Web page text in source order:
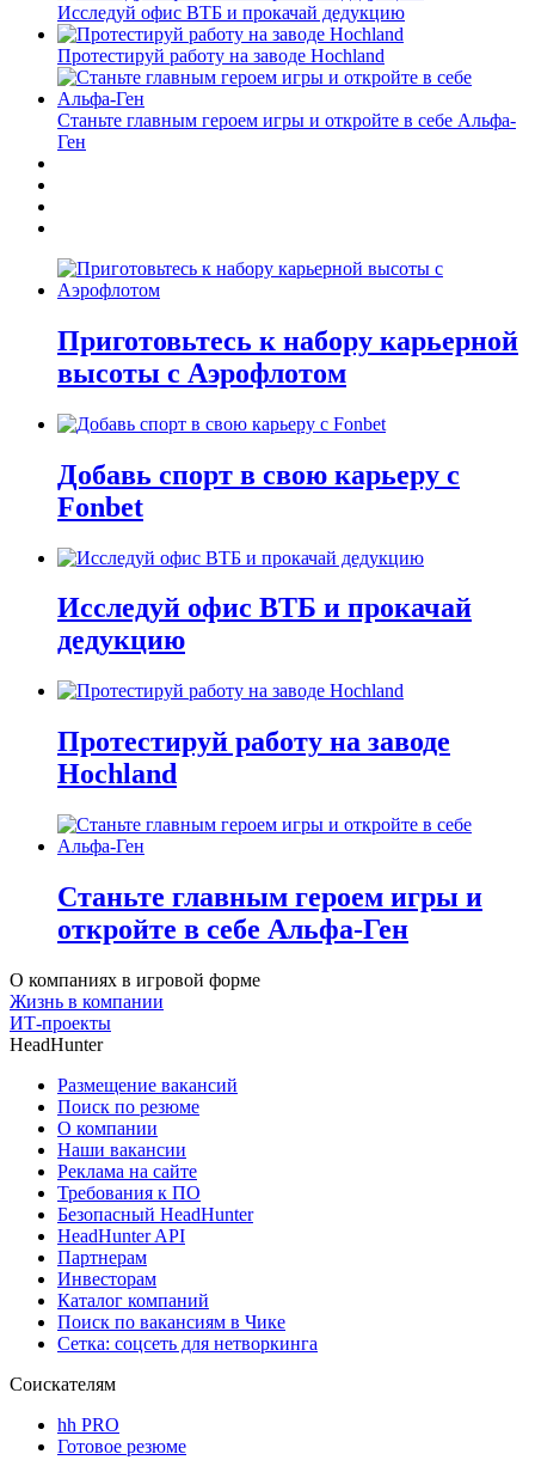
Исследуй офис ВТБ и прокачай дедукцию
Протестируй работу на заводе Hochland
Станьте главным героем игры и откройте в себе Альфа-
Ген
Приготовьтесь к набору карьерной
высоты с Аэрофлотом
Добавь спорт в свою карьеру с
Fonbet
Исследуй офис ВТБ и прокачай
дедукцию
Протестируй работу на заводе
Hochland
Станьте главным героем игры и
откройте в себе Альфа-Ген
О компаниях в игровой форме
Жизнь в компании
ИТ-проекты
HeadHunter
Размещение вакансий
Поиск по резюме
О компании
Наши вакансии
Реклама на сайте
Требования к ПО
Безопасный HeadHunter
HeadHunter API
Партнерам
Инвесторам
Каталог компаний
Поиск по вакансиям в Чике
Сетка: соцсеть для нетворкинга
Соискателям
hh PRO
Готовое резюме